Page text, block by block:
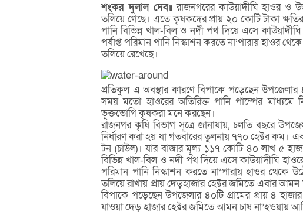
শংকর দুলাল দেব॥ রাজনগরের কাউয়াদীঘি হাওর ও
তলিয়ে গেছে। এতে কৃষকদের প্রায় ২০ কোটি টাকা
পানি বিভিন্ন খাল-বিল ও নদী পথ দিয়ে এসে
পর্যাপ্ত পরিমান পানি নিস্কাশন করতে না’পারায় হাওর
তলিয়ে রেখেছে।
প্রতিকুল এ অবস্থার কারণে বিপাকে পড়েছেন উপজেলার
সময় মতো হাওরের অতিরিক্ত পানি পাম্পের মাধ্যমে
ভূক্তভোগি কৃষকরা মনে করছেন।
রাজনগর কৃষি বিভাগ সূত্রে জানাযায়, চলতি বছরে
নির্ধারণ করা হয় যা গতবারের তুলনায় ৭৭০ হেক্টর কম।
টন (চাউল)। যার বাজার মূল্য ১১৭ কোটি ৪০ লাখ ৫
বিভিন্ন খাল-বিল ও নদী পথ দিয়ে এসে কাউয়াদীঘি
পরিমান পানি নিস্কাশন করতে না’পারায় হাওর
তলিয়ে রাখায় প্রায় দেড়হাজার হেক্টর জমিতে এবার
বিপাকে পড়েছেন উপজেলার ৪০টি গ্রামের প্রায় ৪
যাওয়া দেড় হাজার হেক্টর জমিতে আমন চাষ না’হওয়ায়